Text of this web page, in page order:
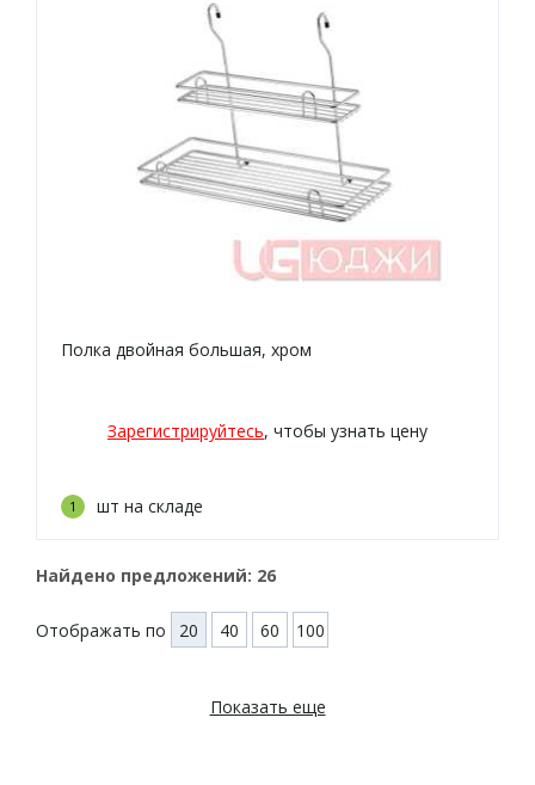
Полка двойная большая, хром
Зарегистрируйтесь, чтобы узнать цену
1 шт на складе
Найдено предложений: 26
Отображать по 20 40 60 100
Показать еще